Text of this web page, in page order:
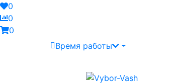
0
0
0
Время работы